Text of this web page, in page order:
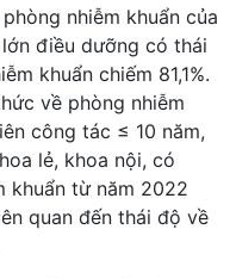
nhiễm khuẩn của
điều dưỡng có thái
khuẩn chiếm 81,1%.
về phòng nhiễm
công tác ≤ 10 năm,
lẻ, khoa nội, có
khuẩn từ năm 2022
quan đến thái độ về